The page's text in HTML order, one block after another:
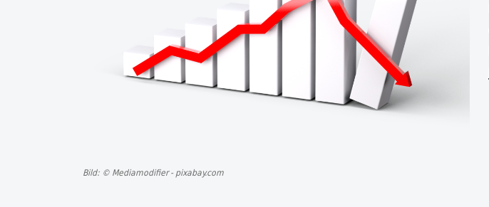
Bild: © Mediamodifier - pixabay.com